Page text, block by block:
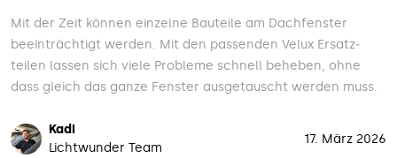
Mit der Zeit können einzelne Bauteile am Dach­fenster
beein­trächtigt werden. Mit den passenden Velux Ersatz­
teilen lassen sich viele Probleme schnell beheben, ohne
dass gleich das ganze Fenster ausgetauscht werden muss.
Kadi
Lichtwunder Team
17. März 2026